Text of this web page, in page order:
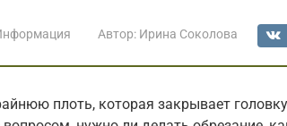
Автор: Ирина Соколова
плоть, которая закрывает